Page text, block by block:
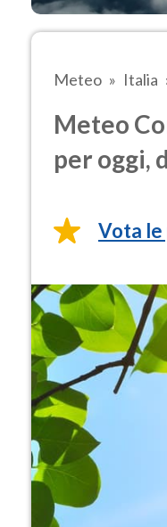
Meteo Italia
Meteo
per oggi,
Vota le